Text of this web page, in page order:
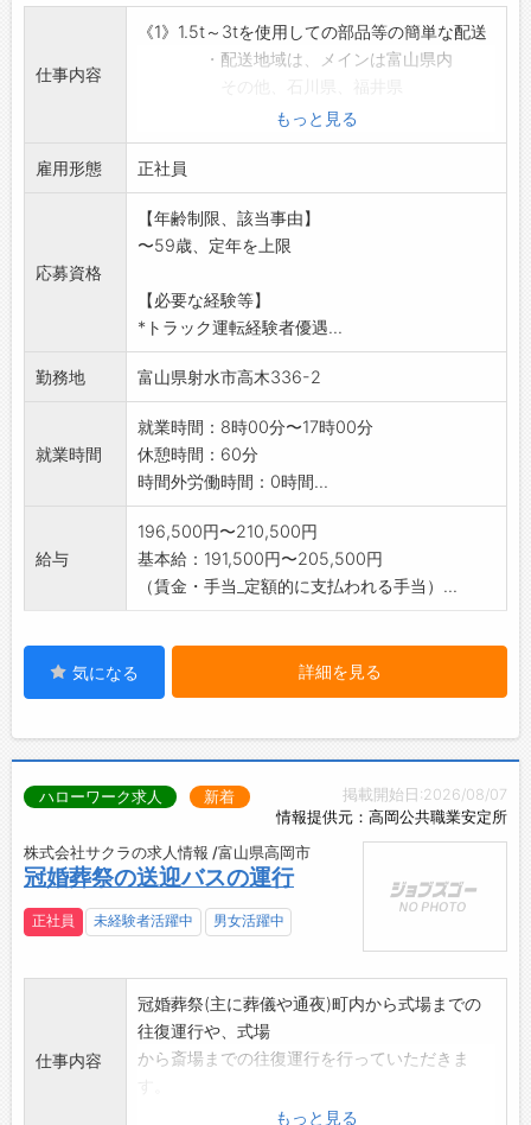
仕事内容
《1》1.5t～3tを使用しての部品等の簡単な配送
・配送地域は、メインは富山県内
・細かい内容は先輩社員が同乗し説明
します。
《2》4tウイング車を使用してのアルミサッシ
の運搬
・配送範囲は、富山県内
・フォークリフトを使用
もっと見る
雇用形態 正社員
応募資格
【年齢制限、該当事由】
〜59歳、定年を上限
【必要な経験等】
*トラック運転経験者優遇...
勤務地 富山県射水市高木336-2
就業時間
就業時間：8時00分〜17時00分
休憩時間：60分
時間外労働時間：0時間...
給与
196,500円〜210,500円
基本給：191,500円〜205,500円
（賃金・手当_定額的に支払われる手当）...
気になる 詳細を見る
掲載開始日:2026/08/07
情報提供元：高岡公共職業安定所
ハローワーク求人 新着
株式会社サクラの求人情報 /富山県高岡市
冠婚葬祭の送迎バスの運行
正社員 未経験者活躍中 男女活躍中
仕事内容
冠婚葬祭(主に葬儀や通夜)町内から式場までの
往復運行や、式場
から斎場までの往復運行を行っていただきま
「変更範囲:変更なし」もっと見る